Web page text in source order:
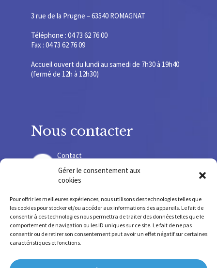
Gérer le consentement aux
cookies
Pour offrir les meilleures expériences, nous utilisons des technologies telles que
les cookies pour stocker et/ou accéder aux informations des appareils. Le fait de
consentir à ces technologies nous permettra de traiter des données telles que le
comportement de navigation ou les ID uniques sur ce site. Le fait de ne pas
consentir ou de retirer son consentement peut avoir un effet négatif sur certaines
caractéristiques et fonctions.
3 rue de la Prugne – 63540 ROMAGNAT
Téléphone : 04 73 62 76 00
Fax : 04 73 62 76 09
Accueil ouvert du lundi au samedi de 7h30 à 19h40
(fermé de 12h à 12h30)
Nous contacter
Contact
Recrutement
SIRET 775678 220 000 36 – SIREN 775 678 220
FINESS SSR 630 781 755 – FINESS IEM 630 009 207